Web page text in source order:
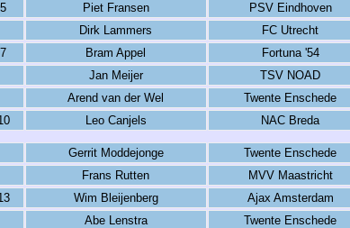
5
Piet Fransen PSV Eindhoven
Dirk Lammers
FC Utrecht
7
Bram Appel Fortuna '54
Jan Meijer
TSV NOAD
Arend van der Wel
Twente Enschede
Leo Canjels NAC Breda
Gerrit Moddejonge Twente Enschede
Frans Rutten
MVV Maastricht
Wim Bleijenberg Ajax Amsterdam
Abe Lenstra
Twente Enschede